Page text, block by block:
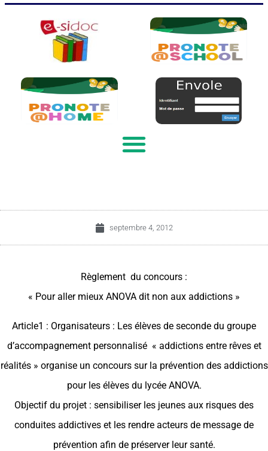
septembre 4, 2012
Règlement du concours :
« Pour aller mieux ANOVA dit non aux addictions »
Article1 : Organisateurs : Les élèves de seconde du groupe
d’accompagnement personnalisé « addictions entre rêves et
réalités » organise un concours sur la prévention des addictions
pour les élèves du lycée ANOVA.
Objectif du projet : sensibiliser les jeunes aux risques des
conduites addictives et les rendre acteurs de message de
prévention afin de préserver leur santé.